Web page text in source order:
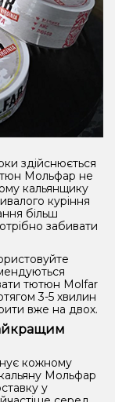
здійснюється
Мольфар не
кальянщику
куріння
більш
забивати
тютюн Molfar
3-5 хвилин
вже на двох.
кожному
Мольфар
у